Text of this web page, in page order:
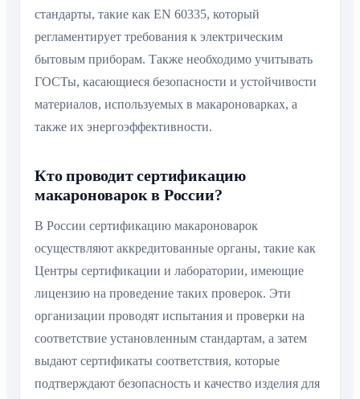
стандарты, такие как EN 60335, который
регламентирует требования к электрическим
бытовым приборам. Также необходимо учитывать
ГОСТы, касающиеся безопасности и устойчивости
материалов, используемых в макароноварках, а
также их энергоэффективности.
Кто проводит сертификацию
макароноварок в России?
В России сертификацию макароноварок
осуществляют аккредитованные органы, такие как
Центры сертификации и лаборатории, имеющие
лицензию на проведение таких проверок. Эти
организации проводят испытания и проверки на
соответствие установленным стандартам, а затем
выдают сертификаты соответствия, которые
подтверждают безопасность и качество изделия для